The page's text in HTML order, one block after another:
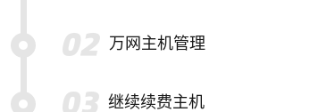
万网主机管理
继续续费主机